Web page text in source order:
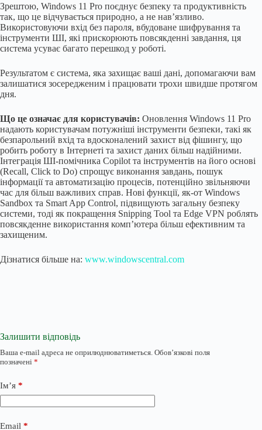
Зрештою, Windows 11 Pro поєднує безпеку та продуктивність
так, що це відчувається природно, а не нав’язливо.
Використовуючи вхід без пароля, вбудоване шифрування та
інструменти ШІ, які прискорюють повсякденні завдання, ця
система усуває багато перешкод у роботі.
Результатом є система, яка захищає ваші дані, допомагаючи вам
залишатися зосередженим і працювати трохи швидше протягом
дня.
Що це означає для користувачів: Оновлення Windows 11 Pro
надають користувачам потужніші інструменти безпеки, такі як
безпарольний вхід та вдосконалений захист від фішингу, що
робить роботу в Інтернеті та захист даних більш надійними.
Інтеграція ШІ-помічника Copilot та інструментів на його основі
(Recall, Click to Do) спрощує виконання завдань, пошук
інформації та автоматизацію процесів, потенційно звільняючи
час для більш важливих справ. Нові функції, як-от Windows
Sandbox та Smart App Control, підвищують загальну безпеку
системи, тоді як покращення Snipping Tool та Edge VPN роблять
повсякденне використання комп’ютера більш ефективним та
захищеним.
Дізнатися більше на: www.windowscentral.com
Залишити відповідь
Ваша e-mail адреса не оприлюднюватиметься. Обов’язкові поля
позначені *
Ім’я *
Email *